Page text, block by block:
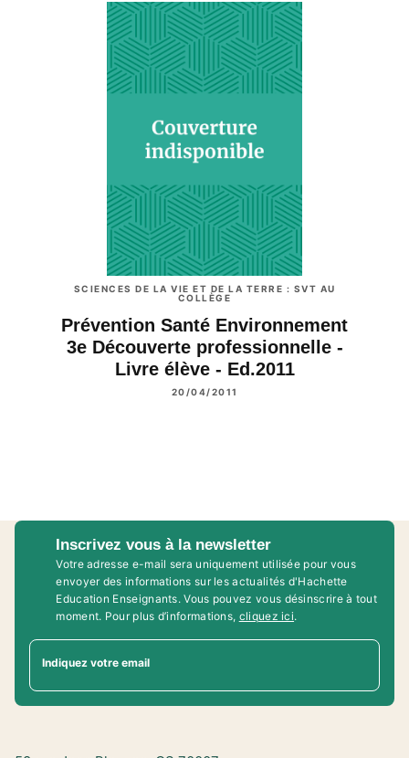
SCIENCES DE LA VIE ET DE LA TERRE : SVT AU
COLLÈGE
Prévention Santé Environnement
3e Découverte professionnelle -
Livre élève - Ed.2011
20/04/2011
Inscrivez vous à la newsletter
Votre adresse e-mail sera uniquement utilisée pour vous
envoyer des informations sur les actualités d'Hachette
Education Enseignants. Vous pouvez vous désinscrire à tout
moment. Pour plus d’informations, cliquez ici.
Indiquez votre email